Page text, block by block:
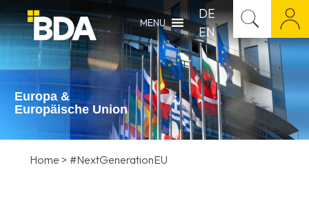
MENU
DE
EN
Europa &
Europäische Union
Home > #NextGenerationEU